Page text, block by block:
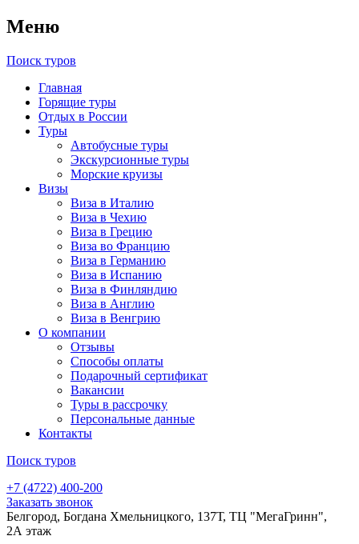
Меню
Поиск туров
Главная
Горящие туры
Отдых в России
Туры
Автобусные туры
Экскурсионные туры
Морские круизы
Визы
Виза в Италию
Виза в Чехию
Виза в Грецию
Виза во Францию
Виза в Германию
Виза в Испанию
Виза в Финляндию
Виза в Англию
Виза в Венгрию
О компании
Отзывы
Способы оплаты
Подарочный сертификат
Вакансии
Туры в рассрочку
Персональные данные
Контакты
Поиск туров
+7 (4722) 400-200
Заказать звонок
Белгород, Богдана Хмельницкого, 137Т, ТЦ "МегаГринн",
2А этаж